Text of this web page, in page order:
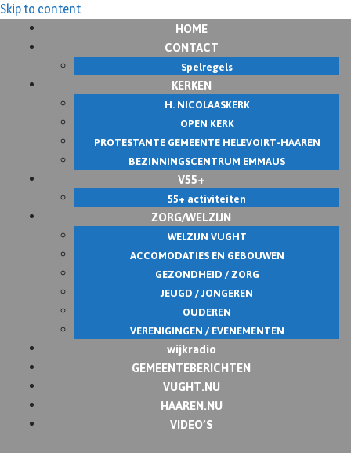
Skip to content
HOME
CONTACT
Spelregels
KERKEN
H. NICOLAASKERK
OPEN KERK
PROTESTANTE GEMEENTE HELEVOIRT-HAAREN
BEZINNINGSCENTRUM EMMAUS
V55+
55+ activiteiten
ZORG/WELZIJN
WELZIJN VUGHT
ACCOMODATIES EN GEBOUWEN
GEZONDHEID / ZORG
JEUGD / JONGEREN
OUDEREN
VERENIGINGEN / EVENEMENTEN
wijkradio
GEMEENTEBERICHTEN
VUGHT.NU
HAAREN.NU
VIDEO’S